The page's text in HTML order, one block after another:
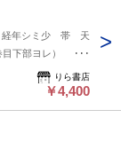
経年シミ少 帯 天
下部ヨレ）
りら書店
￥4,400